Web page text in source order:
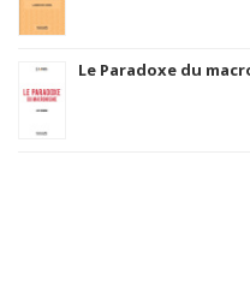
Le Paradoxe du